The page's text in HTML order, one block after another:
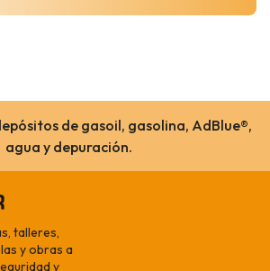
de gasoil, gasolina, AdBlue®,
agua y depuración.
talleres,
y obras a
y